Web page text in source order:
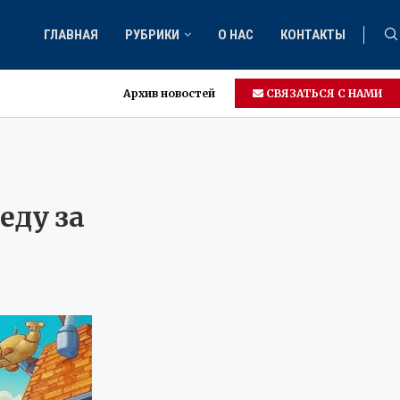
ГЛАВНАЯ РУБРИКИ О НАС КОНТАКТЫ
Архив новостей СВЯЗАТЬСЯ С НАМИ
за